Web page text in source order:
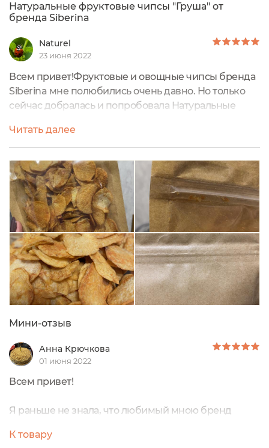
Натуральные фруктовые чипсы "Груша" от
бренда Siberina
Naturel
23 июня 2022
Всем привет!Фруктовые и овощные чипсы бренда
Siberina мне полюбились очень давно. Но только
сейчас добралась и попробовала Натуральные
чипсы - вкусное и полезное лакомство на каждый
день для вас и ваших близких! Возьмите их с собой
на работу, в школу, на прогулку, в дорогу - такая
здоровая замена сладостям всегда и везде будет
кстати. Натуральные спелые фрукты,...
Читать далее
Мини-отзыв
Анна Крючкова
01 июня 2022
Всем привет!
Я раньше не знала, что любимый мною бренд
(овощные и фруктовые). Как я поняла это их
К товару